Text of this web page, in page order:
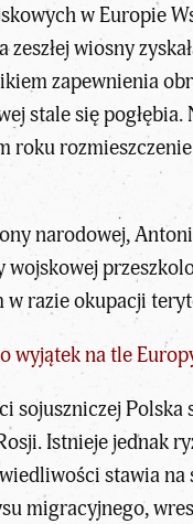
w Europie
wiosny
zapewnienia
stale się
roku
narodowej,
w razie okupacji
wyjątek na tle
sojuszniczej
Istnieje jednak
stawia na
migracyjnego,